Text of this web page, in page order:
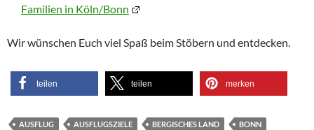
Familien in Köln/Bonn
Wir wünschen Euch viel Spaß beim Stöbern und entdecken.
teilen teilen merken
AUSFLUG AUSFLUGSZIELE BERGISCHES LAND
BONN